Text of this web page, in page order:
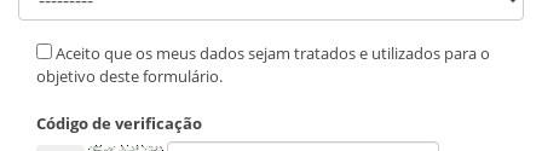
Aceito que os meus dados sejam tratados e utilizados para o
objetivo deste formulário.
Código de verificação